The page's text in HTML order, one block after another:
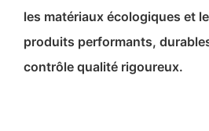
les matériaux écologiques et
produits performants,
contrôle qualité rigoureux.